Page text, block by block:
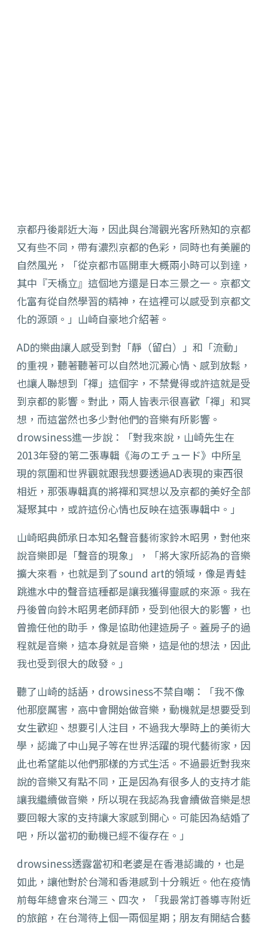
京都丹後鄰近大海，因此與台灣觀光客所熟知的京都
又有些不同，帶有濃烈京都的色彩，同時也有美麗的
自然風光，「從京都市區開車大概兩小時可以到達，
其中『天橋立』這個地方還是日本三景之一。京都文
化富有從自然學習的精神，在這裡可以感受到京都文
化的源頭。」山崎自豪地介紹著。
AD的樂曲讓人感受到對「靜（留白）」和「流動」
的重視，聽著聽著可以自然地沉澱心情、感到放鬆，
也讓人聯想到「禪」這個字，不禁覺得或許這就是受
到京都的影響。對此，兩人皆表示很喜歡「禪」和冥
想，而這當然也多少對他們的音樂有所影響。
drowsiness進一步說：「對我來說，山崎先生在
2013年發的第二張專輯《海のエチュード》中所呈
現的氛圍和世界觀就跟我想要透過AD表現的東西很
相近，那張專輯真的將禪和冥想以及京都的美好全部
凝聚其中，或許這份心情也反映在這張專輯中。」
山崎昭典師承日本知名聲音藝術家鈴木昭男，對他來
說音樂即是「聲音的現象」，「將大家所認為的音樂
擴大來看，也就是到了sound art的領域，像是青蛙
跳進水中的聲音這種都是讓我獲得靈感的來源。我在
丹後曾向鈴木昭男老師拜師，受到他很大的影響，也
曾擔任他的助手，像是協助他建造房子。蓋房子的過
程就是音樂，這本身就是音樂，這是他的想法，因此
我也受到很大的啟發。」
聽了山崎的話語，drowsiness不禁自嘲：「我不像
他那麼厲害，高中會開始做音樂，動機就是想要受到
女生歡迎、想要引人注目，不過我大學時上的美術大
學，認識了中山晃子等在世界活躍的現代藝術家，因
此也希望能以他們那樣的方式生活。不過最近對我來
說的音樂又有點不同，正是因為有很多人的支持才能
讓我繼續做音樂，所以現在我認為我會續做音樂是想
要回報大家的支持讓大家感到開心。可能因為結婚了
吧，所以當初的動機已經不復存在。」
drowsiness透露當初和老婆是在香港認識的，也是
如此，讓他對於台灣和香港感到十分親近。他在疫情
前每年總會來台灣三、四次，「我最常訂善導寺附近
的旅館，在台灣待上個一兩個星期；朋友有開結合藝